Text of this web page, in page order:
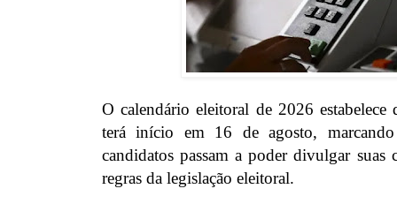
O calendário eleitoral de 2026 estabelece
terá início em 16 de agosto,
candidatos passam a poder divulgar suas
regras da legislação eleitoral.